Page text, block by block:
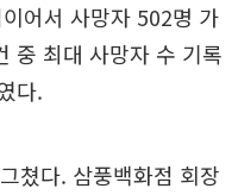
어서 사망자 502명 가
중 최대 사망자 수 기록
다.
쳤다. 삼풍백화점 회장